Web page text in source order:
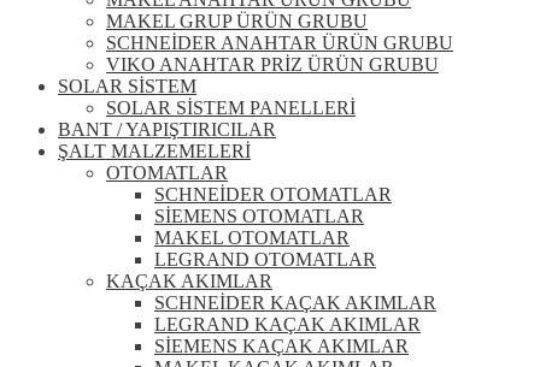
MAKEL GRUP ÜRÜN GRUBU
SCHNEİDER ANAHTAR ÜRÜN GRUBU
VIKO ANAHTAR PRİZ ÜRÜN GRUBU
SOLAR SİSTEM
SOLAR SİSTEM PANELLERİ
BANT / YAPIŞTIRICILAR
ŞALT MALZEMELERİ
OTOMATLAR
SCHNEİDER OTOMATLAR
SİEMENS OTOMATLAR
MAKEL OTOMATLAR
LEGRAND OTOMATLAR
KAÇAK AKIMLAR
SCHNEİDER KAÇAK AKIMLAR
LEGRAND KAÇAK AKIMLAR
SİEMENS KAÇAK AKIMLAR